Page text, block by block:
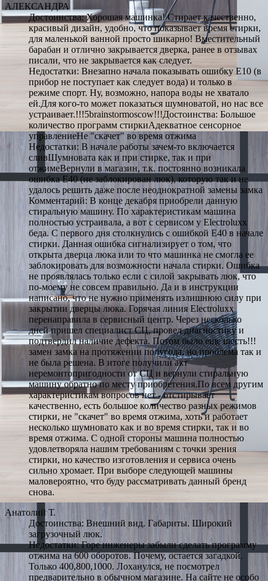
АЛЕКСАНДРА
Достоинства: Хорошая машинка! Стирает качественно,
красивый дизайн, удобно, что показывает время стирки,
для маленькой ванной просто шикарно! Вместительный
барабан и отлично закрывается дверка, ранее в отзывах
писали, что не закрывается как следует.
Недостатки: Внезапно начала показывать ошибку E10 (в
прибор не поступает как следует вода) и только в
режиме спорт. Ну, возможно, напора воды не хватало
ей.Для кого-то может показаться шумноватой, но нас все
устраивает.!!!5brainstormoscow!!!Достоинства: Большое
количество программ стиркиАдекватное сенсорное
управлениеНе "скачет" во время отжима
Недостатки: В начале работы зачем-то включается
сливШумновата как и при стирке, так и при
отжимеВернули в магазин, т.к. постоянно возникала
ошибка Е40 (не заблокирован люк), которую так и не
удалось решить даже после неоднократной замены замка
Комментарий: В конце декабря приобрели данную
стиральную машину. По характеристикам машина
полностью устраивала, а вот с сервисом у Electroluxx
беда. С первого дня столкнулись с ошибкой E40 в начале
стирки. Данная ошибка сигнализирует о том, что
открыта дверца люка или то что машинка не смогла ее
заблокировать для возможности начала стирки. Ошибка
не проявлялась только если с силой закрывать люк, что
по-моему не совсем правильно. Да и в инструкции
написано, что не нужно применять излишнюю силу при
закрытии дверцы люка. Горячая линия Electroluxx
перенаправила в сервисный центр. Через несколько
дней пришел специалист СЦ, провел диагностику и
подтвердил наличие дефекта. Потом было еще шесть!!!
замен замка на протяжении полугода, но проблема так и
не была решена. В итоге получили акт
неремонтопригодности от СЦ и вернули стиральную
машину обратно по месту приобретения.По всем другим
характеристикам вопросов нет - отстирывает
качественно, есть большое количество разных режимов
стирки, не "скачет" во время отжима, хоть и работает
несколько шумновато как и во время стирки, так и во
время отжима. С одной стороны машина полностью
удовлетворяла нашим требованиям с точки зрения
стирки, но качество изготовления и сервиса очень
сильно хромает. При выборе следующей машины
маловероятно, что буду рассматривать данный бренд
снова.
Анатолий Т.
Достоинства: Внешний вид. Габариты. Широкий
загрузочный люк.
Недостатки: Горе инженеры забыли сделать программу
отжима на 600 оборотов. Почему, остается загадкой.
Только 400,800,1000. Лоханулся, не посмотрел
предварительно в обычном магазине. На сайте не особо